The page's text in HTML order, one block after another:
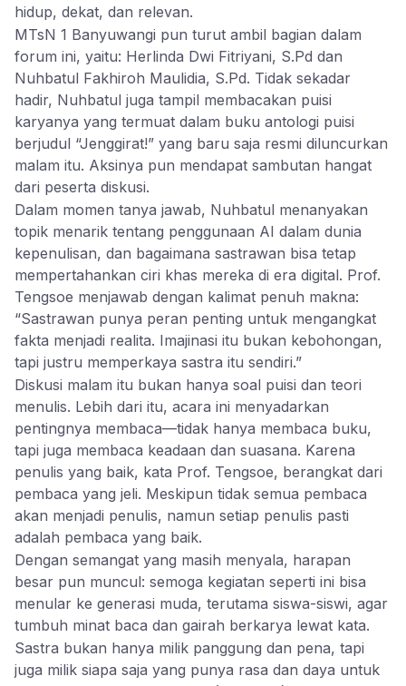
hidup, dekat, dan relevan.
MTsN 1 Banyuwangi pun turut ambil bagian dalam
forum ini, yaitu: Herlinda Dwi Fitriyani, S.Pd dan
Nuhbatul Fakhiroh Maulidia, S.Pd. Tidak sekadar
hadir, Nuhbatul juga tampil membacakan puisi
karyanya yang termuat dalam buku antologi puisi
berjudul “Jenggirat!” yang baru saja resmi diluncurkan
malam itu. Aksinya pun mendapat sambutan hangat
dari peserta diskusi.
Dalam momen tanya jawab, Nuhbatul menanyakan
topik menarik tentang penggunaan AI dalam dunia
kepenulisan, dan bagaimana sastrawan bisa tetap
mempertahankan ciri khas mereka di era digital. Prof.
Tengsoe menjawab dengan kalimat penuh makna:
“Sastrawan punya peran penting untuk mengangkat
fakta menjadi realita. Imajinasi itu bukan kebohongan,
tapi justru memperkaya sastra itu sendiri.”
Diskusi malam itu bukan hanya soal puisi dan teori
menulis. Lebih dari itu, acara ini menyadarkan
pentingnya membaca—tidak hanya membaca buku,
tapi juga membaca keadaan dan suasana. Karena
penulis yang baik, kata Prof. Tengsoe, berangkat dari
pembaca yang jeli. Meskipun tidak semua pembaca
akan menjadi penulis, namun setiap penulis pasti
adalah pembaca yang baik.
Dengan semangat yang masih menyala, harapan
besar pun muncul: semoga kegiatan seperti ini bisa
menular ke generasi muda, terutama siswa-siswi, agar
tumbuh minat baca dan gairah berkarya lewat kata.
Sastra bukan hanya milik panggung dan pena, tapi
juga milik siapa saja yang punya rasa dan daya untuk